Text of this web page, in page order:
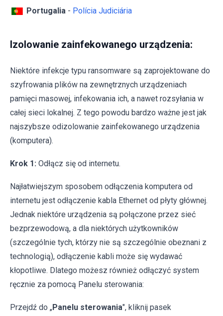
Portugalia - Polícia Judiciária
Izolowanie zainfekowanego urządzenia:
Niektóre infekcje typu ransomware są zaprojektowane do
szyfrowania plików na zewnętrznych urządzeniach
pamięci masowej, infekowania ich, a nawet rozsyłania w
całej sieci lokalnej. Z tego powodu bardzo ważne jest jak
najszybsze odizolowanie zainfekowanego urządzenia
(komputera).
Krok 1: Odłącz się od internetu.
Najłatwiejszym sposobem odłączenia komputera od
internetu jest odłączenie kabla Ethernet od płyty głównej.
Jednak niektóre urządzenia są połączone przez sieć
bezprzewodową, a dla niektórych użytkowników
(szczególnie tych, którzy nie są szczególnie obeznani z
technologią), odłączenie kabli może się wydawać
kłopotliwe. Dlatego możesz również odłączyć system
ręcznie za pomocą Panelu sterowania:
Przejdź do „Panelu sterowania", kliknij pasek